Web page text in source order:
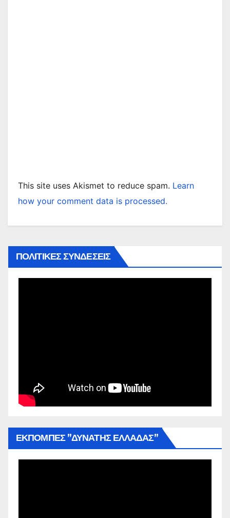
This site uses Akismet to reduce spam. Learn
how your comment data is processed.
ΠΟΛΙΤΙΚΕΣ ΣΥΝΔΕΣΕΙΣ
ΕΚΠΟΜΠΕΣ ”ΔΥΝΑΤΗΣ ΕΛΛΑΔΑΣ”